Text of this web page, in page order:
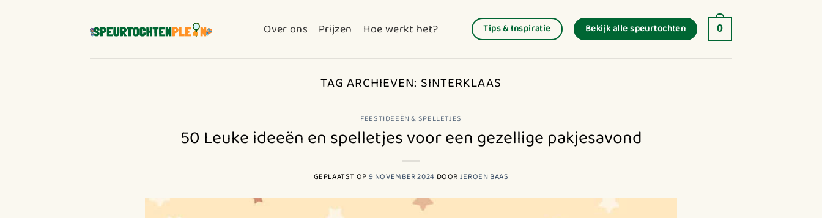
Over ons Prijzen Hoe werkt het? Tips & Inspiratie Bekijk alle speurtochten 0
TAG ARCHIEVEN: SINTERKLAAS
FEESTIDEEËN & SPELLETJES
50 Leuke ideeën en spelletjes voor een gezellige pakjesavond
GEPLAATST OP 9 NOVEMBER 2024 DOOR JEROEN BAAS